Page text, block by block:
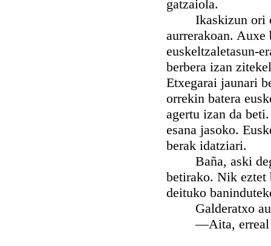
gatzaiola.
Ikaskizun ori
aurrerakoan. Auxe
euskeltzaletasun-
berbera izan
Etxegarai jaunari
orrekin batera
agertu izan da
esana jasoko.
berak idatziari.
Baña, aski degu
betirako. Nik eztet
deituko
Galderatxo au
—Aita, erreal